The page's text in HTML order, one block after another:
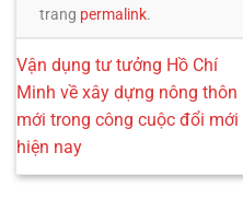
trang permalink.
Vận dụng tư tưởng Hồ Chí
Minh về xây dựng nông thôn
mới trong công cuộc đổi mới
hiện nay